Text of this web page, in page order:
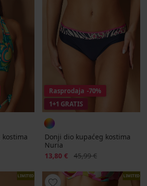
kostima
Rasprodaja -70%
1+1 GRATIS
Donji dio kupaćeg kostima
Nuria
Popust
13,80 € Prvobitna cijena
45,99 €
LIMITED LIMITED